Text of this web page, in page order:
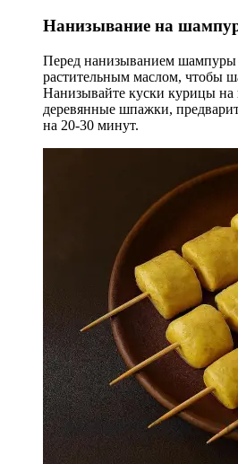
Нанизывание на
Перед нанизыванием шампуры
растительным маслом, чтобы
Нанизывайте куски курицы
деревянные шпажки,
на 20-30 минут.